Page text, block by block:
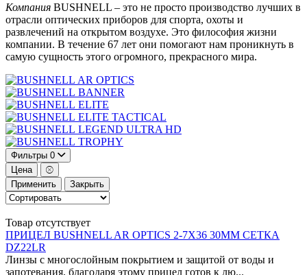
Компания BUSHNELL – это не просто производство лучших в
отрасли оптических приборов для спорта, охоты и
развлечений на открытом воздухе. Это философия жизни
компании. В течение 67 лет они помогают нам проникнуть в
самую сущность этого огромного, прекрасного мира.
AR OPTICS
BANNER
ELITE
ELITE TACTICAL
LEGEND ULTRA HD
TROPHY
Фильтры 0
Цена
Применить
Закрыть
Товар отсутствует
ПРИЦЕЛ BUSHNELL AR OPTICS 2-7X36 30ММ СЕТКА
DZ22LR
Линзы с многослойным покрытием и защитой от воды и
запотевания, благодаря этому прицел готов к лю...